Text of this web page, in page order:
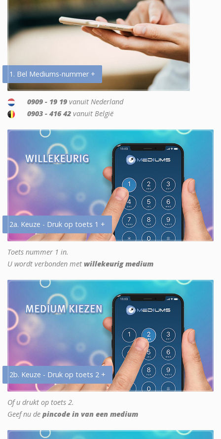
1. Bel Mediums-nummer +
0909 - 19 19 vanuit Nederland
0903 - 416 42 vanuit België
2a. Keuze - Druk op toets 1 +
Toets nummer 1 in.
U wordt verbonden met willekeurig medium
2b. Keuze - Druk op toets 2 +
Of u drukt op toets 2.
Geef nu de pincode in van een medium